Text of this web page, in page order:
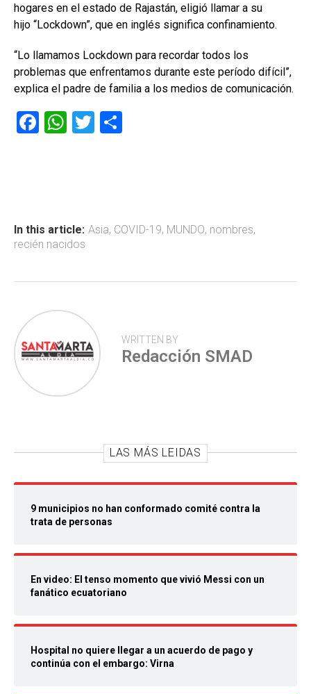
hogares en el estado de Rajastán, eligió llamar a su
hijo “Lockdown”, que en inglés significa confinamiento.
“Lo llamamos Lockdown para recordar todos los
problemas que enfrentamos durante este período difícil”,
explica el padre de familia a los medios de comunicación.
F
ok
W
p
p
T
tir
In this article: Asia, COVID-19, MUNDO, nombres,
recién nacidos
WRITTEN BY
Redacción SMAD
LAS MÁS LEIDAS
9 municipios no han conformado comité contra la
trata de personas
En video: El tenso momento que vivió Messi con un
fanático ecuatoriano
Hospital no quiere llegar a un acuerdo de pago y
continúa con el embargo: Virna